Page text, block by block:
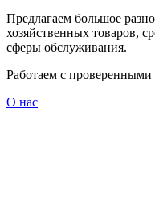
Предлагаем большое
хозяйственных товаров,
сферы обслуживания.
Работаем с проверенными
О нас